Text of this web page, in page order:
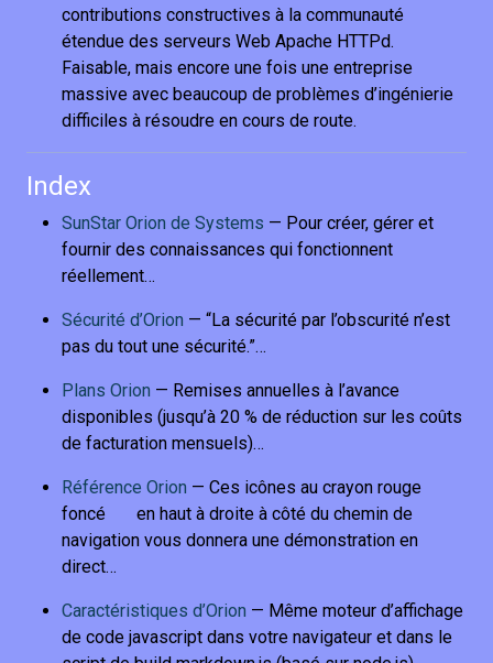
contributions constructives à la communauté
étendue des serveurs Web Apache HTTPd.
Faisable, mais encore une fois une entreprise
massive avec beaucoup de problèmes d’ingénierie
difficiles à résoudre en cours de route.
Index
SunStar Orion de Systems — Pour créer, gérer et
fournir des connaissances qui fonctionnent
réellement…
Sécurité d’Orion — “La sécurité par l’obscurité n’est
pas du tout une sécurité.”…
Plans Orion — Remises annuelles à l’avance
disponibles (jusqu’à 20 % de réduction sur les coûts
de facturation mensuels)…
Référence Orion — Ces icônes au crayon rouge
foncé
en haut à droite à côté du chemin de
navigation vous donnera une démonstration en
direct…
Caractéristiques d’Orion — Même moteur d’affichage
de code javascript dans votre navigateur et dans le